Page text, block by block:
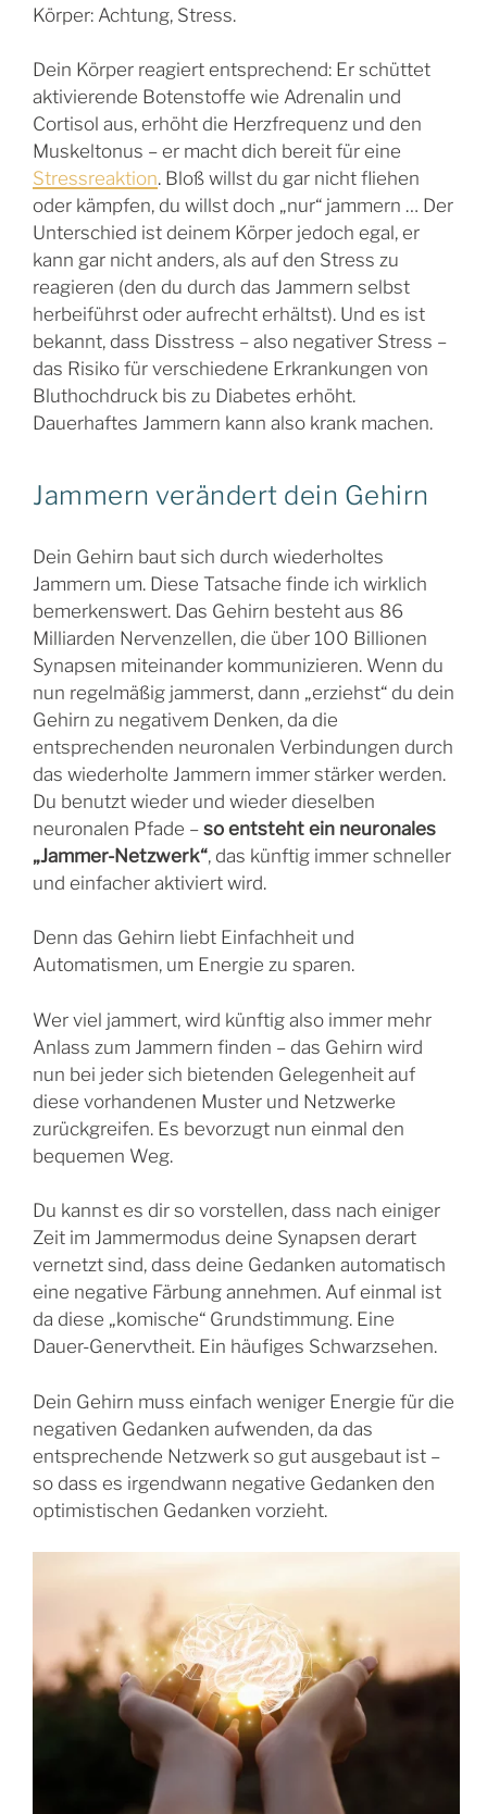
Körper: Achtung, Stress.
Dein Körper reagiert entsprechend: Er schüttet
aktivierende Botenstoffe wie Adrenalin und
Cortisol aus, erhöht die Herzfrequenz und den
Muskeltonus – er macht dich bereit für eine
Stressreaktion. Bloß willst du gar nicht fliehen
oder kämpfen, du willst doch „nur“ jammern … Der
Unterschied ist deinem Körper jedoch egal, er
kann gar nicht anders, als auf den Stress zu
reagieren (den du durch das Jammern selbst
herbeiführst oder aufrecht erhältst). Und es ist
bekannt, dass Disstress – also negativer Stress –
das Risiko für verschiedene Erkrankungen von
Bluthochdruck bis zu Diabetes erhöht.
Dauerhaftes Jammern kann also krank machen.
Jammern verändert dein Gehirn
Dein Gehirn baut sich durch wiederholtes
Jammern um. Diese Tatsache finde ich wirklich
bemerkenswert. Das Gehirn besteht aus 86
Milliarden Nervenzellen, die über 100 Billionen
Synapsen miteinander kommunizieren. Wenn du
nun regelmäßig jammerst, dann „erziehst“ du dein
Gehirn zu negativem Denken, da die
entsprechenden neuronalen Verbindungen durch
das wiederholte Jammern immer stärker werden.
Du benutzt wieder und wieder dieselben
neuronalen Pfade – so entsteht ein neuronales
„Jammer-Netzwerk“, das künftig immer schneller
und einfacher aktiviert wird.
Denn das Gehirn liebt Einfachheit und
Automatismen, um Energie zu sparen.
Wer viel jammert, wird künftig also immer mehr
Anlass zum Jammern finden – das Gehirn wird
nun bei jeder sich bietenden Gelegenheit auf
diese vorhandenen Muster und Netzwerke
zurückgreifen. Es bevorzugt nun einmal den
bequemen Weg.
Du kannst es dir so vorstellen, dass nach einiger
Zeit im Jammermodus deine Synapsen derart
vernetzt sind, dass deine Gedanken automatisch
eine negative Färbung annehmen. Auf einmal ist
da diese „komische“ Grundstimmung. Eine
Dauer-Genervtheit. Ein häufiges Schwarzsehen.
Dein Gehirn muss einfach weniger Energie für die
negativen Gedanken aufwenden, da das
entsprechende Netzwerk so gut ausgebaut ist –
so dass es irgendwann negative Gedanken den
optimistischen Gedanken vorzieht.